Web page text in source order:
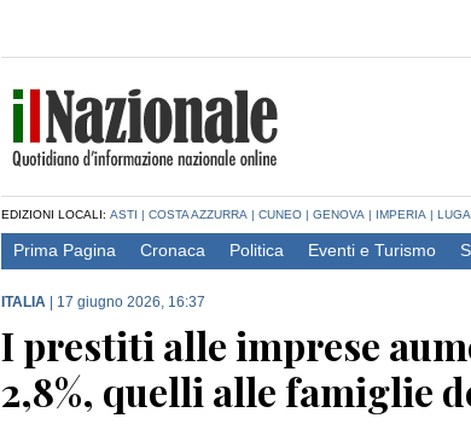
EDIZIONI LOCALI: ASTI | COSTA AZZURRA | CUNEO | GENOVA | IMPERIA |
Prima Pagina Cronaca Politica Eventi e Turismo
ITALIA 17 giugno 2026, 16:37
I prestiti alle imprese
2,8%, quelli alle famiglie